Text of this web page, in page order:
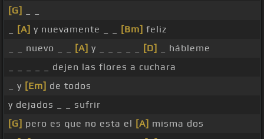
[G]
[A] y nuevamente _ _ [Bm] feliz
_ _ nuevo _ _
[A] y _ _ _ _ _ [D]
_ hábleme
_ _ _ _ _ dejen las flores a cuchara
_ y [Em] de todos
y dejados _ _ sufrir
[G] pero es que no esta el [A] misma dos